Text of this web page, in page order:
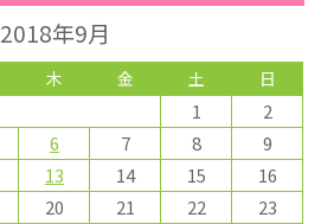
2018年9月
木 金 土 日
1
2
6 7 8
9
13 14 15
16
20 21 22
23